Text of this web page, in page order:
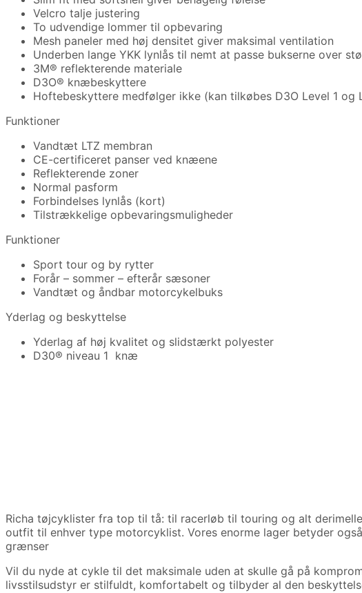
Velcro talje justering
To udvendige lommer til opbevaring
Mesh paneler med høj densitet giver maksimal ventilation
Underben lange YKK lynlås til nemt at passe bukserne over
3M® reflekterende materiale
D3O® knæbeskyttere
Hoftebeskyttere medfølger ikke (kan tilkøbes D3O Level 1 og
Funktioner
Vandtæt LTZ membran
CE-certificeret panser ved knæene
Reflekterende zoner
Normal pasform
Forbindelses lynlås (kort)
Tilstrækkelige opbevaringsmuligheder
Funktioner
Sport tour og by rytter
Forår – sommer – efterår sæsoner
Vandtæt og åndbar motorcykelbuks
Yderlag og beskyttelse
Yderlag af høj kvalitet og slidstærkt polyester
D30® niveau 1 knæ
Richa tøjcyklister fra top til tå: til racerløb til touring og alt
outfit til enhver type motorcyklist. Vores enorme lager betyder
grænser
Vil du nyde at cykle til det maksimale uden at skulle gå på
livsstilsudstyr er stilfuldt, komfortabelt og tilbyder al den